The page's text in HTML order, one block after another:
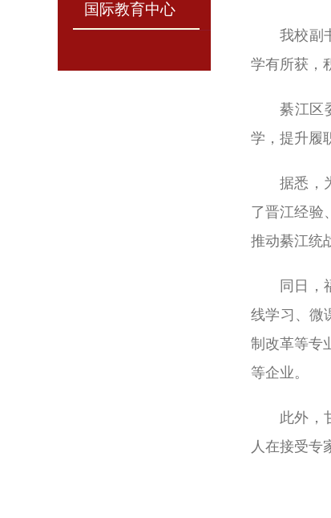
国际教育中心
我校副
学有所获，
綦江区
学，提升履
据悉，
了晋江经验
推动綦江统
同日，
线学习、微
制改革等专
等企业。
此外，
人在接受专